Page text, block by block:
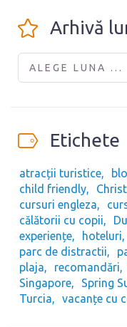
Arhivă
ALEGE LUNA ...
Etichete
atracții turistice
child friendly
cursuri engleza
călătorii cu copii
experiențe
hoteluri
parc de distractii
plaja
recomandări
Singapore
Spring
Turcia
vacanțe cu